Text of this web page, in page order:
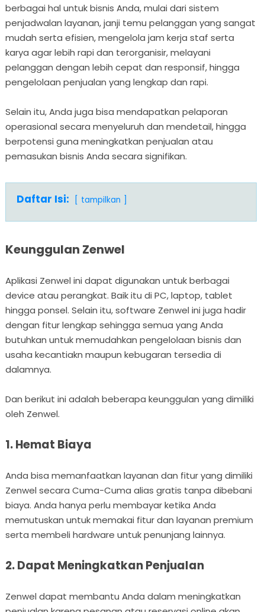
berbagai hal untuk bisnis Anda, mulai dari sistem
penjadwalan layanan, janji temu pelanggan yang sangat
mudah serta efisien, mengelola jam kerja staf serta
karya agar lebih rapi dan terorganisir, melayani
pelanggan dengan lebih cepat dan responsif, hingga
pengelolaan penjualan yang lengkap dan rapi.
Selain itu, Anda juga bisa mendapatkan pelaporan
operasional secara menyeluruh dan mendetail, hingga
berpotensi guna meningkatkan penjualan atau
pemasukan bisnis Anda secara signifikan.
Daftar Isi: tampilkan
Keunggulan Zenwel
Aplikasi Zenwel ini dapat digunakan untuk berbagai
device atau perangkat. Baik itu di PC, laptop, tablet
hingga ponsel. Selain itu, software Zenwel ini juga hadir
dengan fitur lengkap sehingga semua yang Anda
butuhkan untuk memudahkan pengelolaan bisnis dan
usaha kecantiakn maupun kebugaran tersedia di
dalamnya.
Dan berikut ini adalah beberapa keunggulan yang dimiliki
oleh Zenwel.
1. Hemat Biaya
Anda bisa memanfaatkan layanan dan fitur yang dimiliki
Zenwel secara Cuma-Cuma alias gratis tanpa dibebani
biaya. Anda hanya perlu membayar ketika Anda
memutuskan untuk memakai fitur dan layanan premium
serta membeli hardware untuk penunjang lainnya.
2. Dapat Meningkatkan Penjualan
Zenwel dapat membantu Anda dalam meningkatkan